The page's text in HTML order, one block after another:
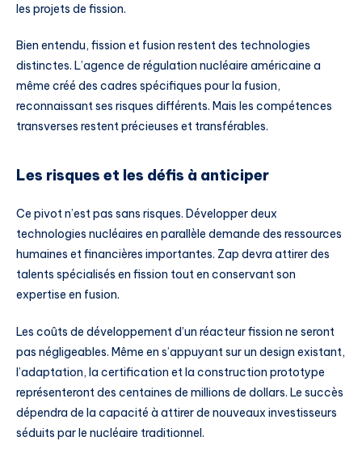
les projets de fission.
Bien entendu, fission et fusion restent des technologies
distinctes. L’agence de régulation nucléaire américaine a
même créé des cadres spécifiques pour la fusion,
reconnaissant ses risques différents. Mais les compétences
transverses restent précieuses et transférables.
Les risques et les défis à anticiper
Ce pivot n’est pas sans risques. Développer deux
technologies nucléaires en parallèle demande des ressources
humaines et financières importantes. Zap devra attirer des
talents spécialisés en fission tout en conservant son
expertise en fusion.
Les coûts de développement d’un réacteur fission ne seront
pas négligeables. Même en s’appuyant sur un design existant,
l’adaptation, la certification et la construction prototype
représenteront des centaines de millions de dollars. Le succès
dépendra de la capacité à attirer de nouveaux investisseurs
séduits par le nucléaire traditionnel.